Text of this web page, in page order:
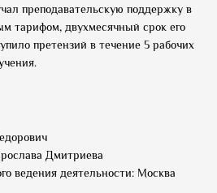
преподавательскую поддержку в
тарифом, двухмесячный срок его
претензий в течение 5 рабочих
Дмитриева
ведения деятельности: Москва